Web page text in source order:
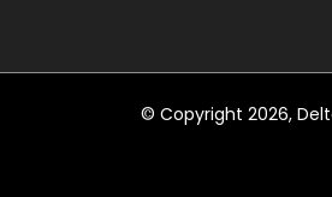
© Copyright 2026,